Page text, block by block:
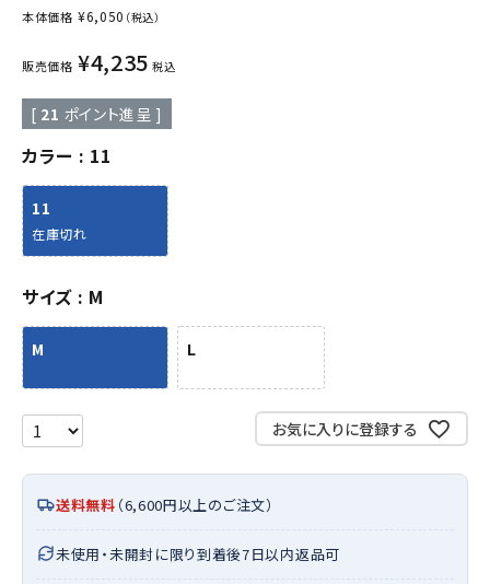
本体価格 ¥6,050 （税込）
販売価格 ¥4,235 税込
[ 21 ポイント進呈 ]
カラー 11
11
在庫切れ
サイズ M
M L
お気に入りに登録する
送料無料 （6,600円以上のご注文）
未使用・未開封に限り到着後7日以内返品可